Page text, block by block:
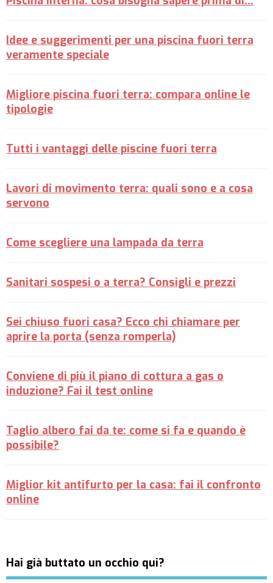
Idee e suggerimenti per una piscina fuori terra
veramente speciale
Migliore piscina fuori terra: compara online le
tipologie
Tutti i vantaggi delle piscine fuori terra
Lavori di movimento terra: quali sono e a cosa
servono
Come scegliere una lampada da terra
Sanitari sospesi o a terra? Consigli e prezzi
Sei chiuso fuori casa? Ecco chi chiamare per
aprire la porta (senza romperla)
Conviene di più il piano di cottura a gas o
induzione? Fai il test online
Taglio albero fai da te: come si fa e quando è
possibile?
Miglior kit antifurto per la casa: fai il confronto
online
Hai già buttato un occhio qui?